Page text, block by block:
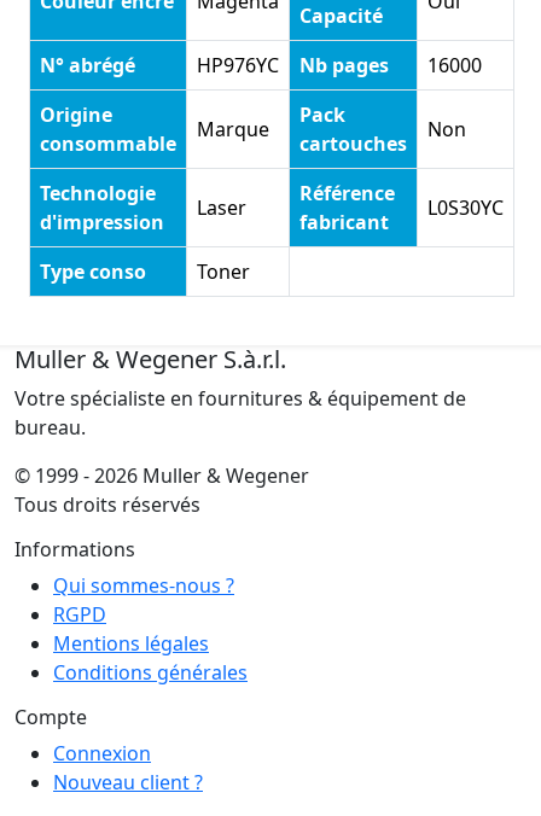
Capacité
N° abrégé HP976YC Nb pages
16000
Origine
consommable
Marque
Pack
cartouches
Non
Technologie
d'impression
Laser
Référence
fabricant
L0S30YC
Type conso Toner
Muller & Wegener S.à.r.l.
Votre spécialiste en fournitures & équipement de
bureau.
© 1999 - 2026 Muller & Wegener
Tous droits réservés
Informations
Qui sommes-nous ?
RGPD
Mentions légales
Conditions générales
Compte
Connexion
Nouveau client ?